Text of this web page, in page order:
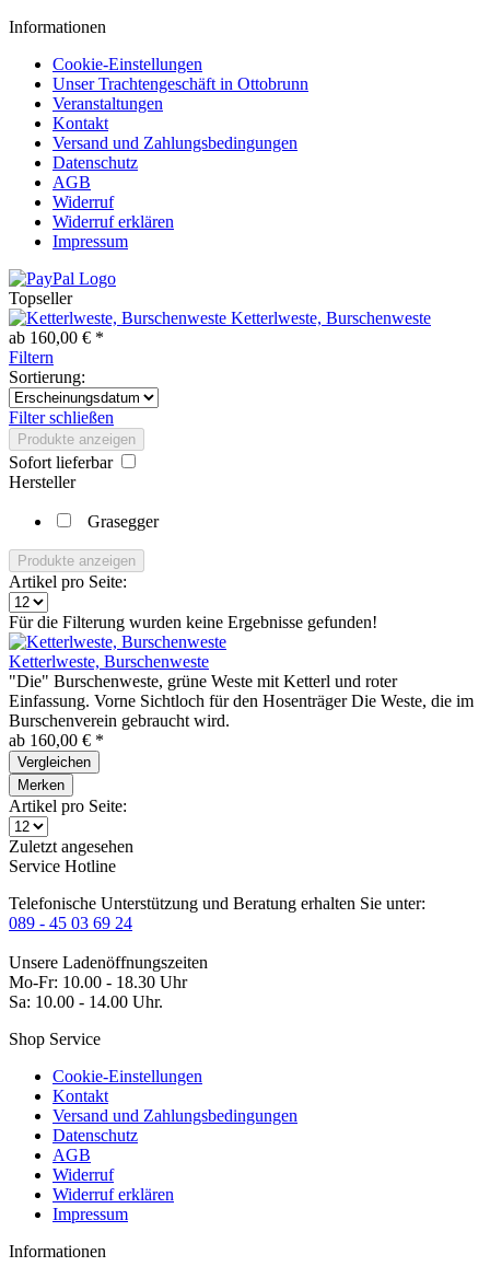
Informationen
Cookie-Einstellungen
Unser Trachtengeschäft in Ottobrunn
Veranstaltungen
Kontakt
Versand und Zahlungsbedingungen
Datenschutz
AGB
Widerruf
Widerruf erklären
Impressum
Topseller
Ketterlweste, Burschenweste
ab 160,00 € *
Filtern
Sortierung:
Filter schließen
Produkte anzeigen
Sofort lieferbar
Hersteller
Grasegger
Produkte anzeigen
Artikel pro Seite:
Für die Filterung wurden keine Ergebnisse gefunden!
Ketterlweste, Burschenweste
"Die" Burschenweste, grüne Weste mit Ketterl und roter
Einfassung. Vorne Sichtloch für den Hosenträger Die Weste, die im
Burschenverein gebraucht wird.
ab 160,00 € *
Vergleichen
Merken
Artikel pro Seite:
Zuletzt angesehen
Service Hotline
Telefonische Unterstützung und Beratung erhalten Sie unter:
089 - 45 03 69 24
Unsere Ladenöffnungszeiten
Mo-Fr: 10.00 - 18.30 Uhr
Sa: 10.00 - 14.00 Uhr.
Shop Service
Cookie-Einstellungen
Kontakt
Versand und Zahlungsbedingungen
Datenschutz
AGB
Widerruf
Widerruf erklären
Impressum
Informationen